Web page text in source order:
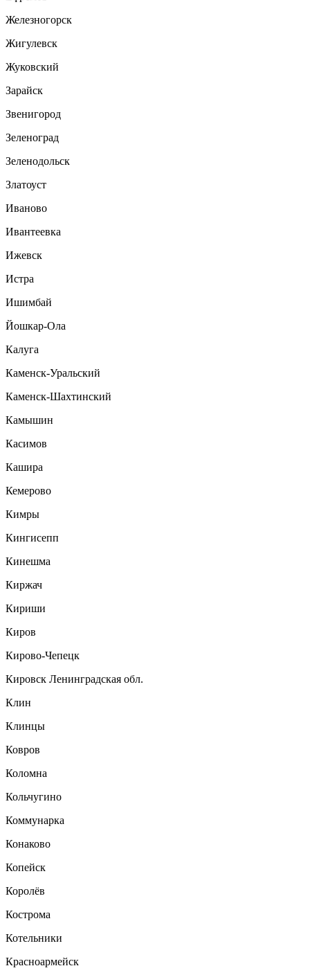
Железногорск
Жигулевск
Жуковский
Зарайск
Звенигород
Зеленоград
Зеленодольск
Златоуст
Иваново
Ивантеевка
Ижевск
Истра
Ишимбай
Йошкар-Ола
Калуга
Каменск-Уральский
Каменск-Шахтинский
Камышин
Касимов
Кашира
Кемерово
Кимры
Кингисепп
Кинешма
Киржач
Кириши
Киров
Кирово-Чепецк
Кировск Ленинградская обл.
Клин
Клинцы
Ковров
Коломна
Кольчугино
Коммунарка
Конаково
Копейск
Королёв
Кострома
Котельники
Красноармейск